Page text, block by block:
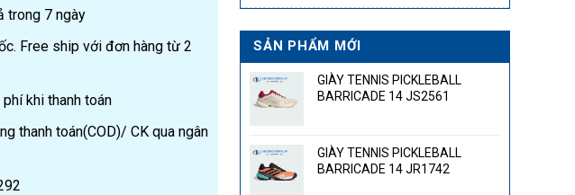
SẢN PHẨM MỚI
GIÀY TENNIS PICKLEBALL
BARRICADE 14 JS2561
GIÀY TENNIS PICKLEBALL
BARRICADE 14 JR1742
trong 7 ngày
Free ship với đơn hàng từ 2
phí khi thanh toán
thanh toán(COD)/ CK qua ngân